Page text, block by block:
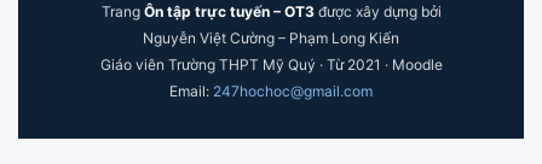
Trang Ôn tập trực tuyến – OT3được xây dựng bởi
Nguyễn Việt Cường – Phạm Long Kiến
Giáo viên Trường THPT Mỹ Quý · Từ 2021 · Moodle
Email: 247hochoc@gmail.com